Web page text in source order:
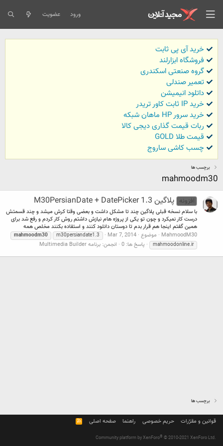
ورود عضویت
خرید آی پی ثابت
فروشگاه ابزارلند
گروه صنعتی اسکندری
تعمیر صندلی
داتلود انیمیشن
خرید IP ثابت کاور تریدر
خرید سرور HP ماهان شبکه
ربات قیمت گذاری دیجی کالا
قیمت طلا GOLD
چسب کاشی ساروج
برچسب ها
mahmoodm30
افزونه پلاگين M30PersianDate + DatePicker 1.3
با سلام نسخه قبلی پلاگین چند تا مشکل داشت و بعضی وقتا کرش میشد و چند قسمتش
درست کار نمیکرد و چون تو یکی از پروژه هام نیازش داشتم روش کار کردم و رفع شد برای
همین گفتم اینجا هم قرار بدم تا دوستان دانلود کنند و استفاده بکنند مخلص همه
MahmoodM30
موضوع Mar 7, 2014
m30persiandate1.3
mahmoodm30
mahmoodonline.ir
پاسخ ها: 0 انجمن: برنامه Multimedia Builder
برچسب ها
قوانین و مقرّرات حریم خصوصی راهنما صفحه اصلی
R
S
Community platform by XenForo® © 2010-2021 XenForo Ltd.